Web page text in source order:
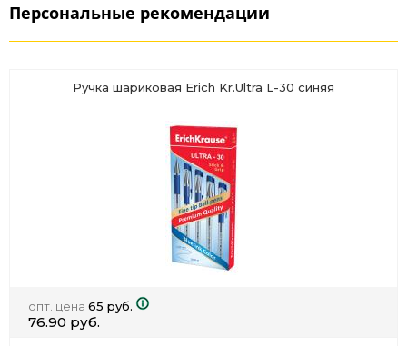
Персональные рекомендации
Ручка шариковая Erich Kr.Ultra L-30 синяя
опт. цена 65 руб.
76.90 руб.